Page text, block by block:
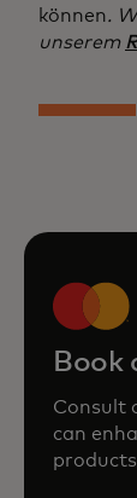
können.
unserem
Book
Consult
can